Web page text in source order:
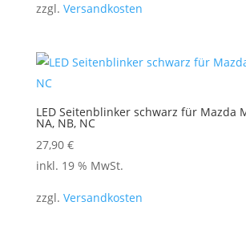
weist
Varianten
auf.
Optionen
können
auf
Produktseite
zzgl. Versandkosten
LED Seitenblinker schwarz für Mazda
NA, NB, NC
27,90 €
inkl. 19 % MwSt.
zzgl. Versandkosten